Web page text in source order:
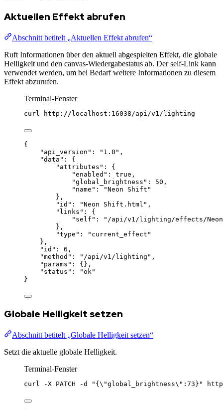
Aktuellen Effekt abrufen
Abschnitt betitelt „Aktuellen Effekt abrufen“
Ruft Informationen über den aktuell abgespielten Effekt, die globale
Helligkeit und den canvas-Wiedergabestatus ab. Der self-Link kann
verwendet werden, um bei Bedarf weitere Informationen zu diesem
Effekt abzurufen.
Terminal-Fenster
curl http://localhost:16038/api/v1/lighting
{
"api_version" : " 1.0 " ,
"data" : {
"attributes" : {
"enabled" : true ,
"global_brightness" : 50 ,
"name" : "Neon Shift "
},
"id" : "Neon Shift.html " ,
"links" : {
"self" : " /api/v1/lighting/effects/
},
"type" : " current_effect "
},
"id" : 6 ,
"method" : " /api/v1/lighting " ,
"params" : {},
"status" : "ok"
}
Globale Helligkeit setzen
Abschnitt betitelt „Globale Helligkeit setzen“
Setzt die aktuelle globale Helligkeit.
Terminal-Fenster
curl -X PATCH -d " {\"global_brightness\" :73} "